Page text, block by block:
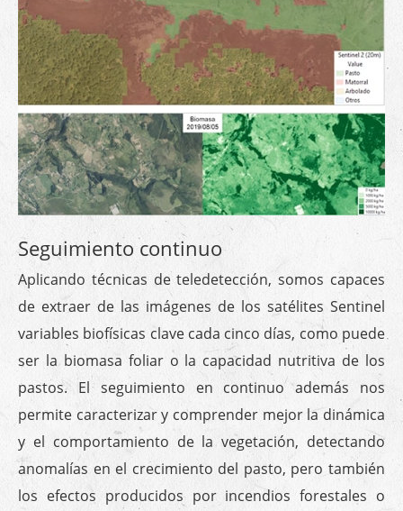
Seguimiento continuo
Aplicando técnicas de teledetección, somos capaces
de extraer de las imágenes de los satélites Sentinel
variables biofísicas clave cada cinco días, como puede
ser la biomasa foliar o la capacidad nutritiva de los
pastos. El seguimiento en continuo además nos
permite caracterizar y comprender mejor la dinámica
y el comportamiento de la vegetación, detectando
anomalías en el crecimiento del pasto, pero también
los efectos producidos por incendios forestales o